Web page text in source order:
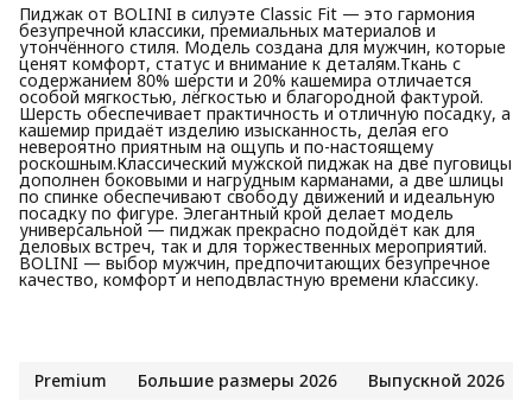
Пиджак от BOLINI в силуэте Classic Fit — это гармония
безупречной классики, премиальных материалов и
утончённого стиля. Модель создана для мужчин, которые
ценят комфорт, статус и внимание к деталям.Ткань с
содержанием 80% шерсти и 20% кашемира отличается
особой мягкостью, лёгкостью и благородной фактурой.
Шерсть обеспечивает практичность и отличную посадку, а
кашемир придаёт изделию изысканность, делая его
невероятно приятным на ощупь и по-настоящему
роскошным.Классический мужской пиджак на две пуговицы
дополнен боковыми и нагрудным карманами, а две шлицы
по спинке обеспечивают свободу движений и идеальную
посадку по фигуре. Элегантный крой делает модель
универсальной — пиджак прекрасно подойдёт как для
деловых встреч, так и для торжественных мероприятий.
BOLINI — выбор мужчин, предпочитающих безупречное
качество, комфорт и неподвластную времени классику.
Premium Большие размеры 2026 Выпускной 2026